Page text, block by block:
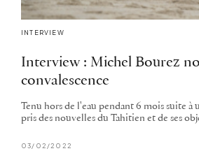
INTERVIEW
Interview : Michel Bourez
convalescence
Tenu hors de l'eau pendant 6 mois suite à
pris des nouvelles du Tahitien et de ses
03/02/2022